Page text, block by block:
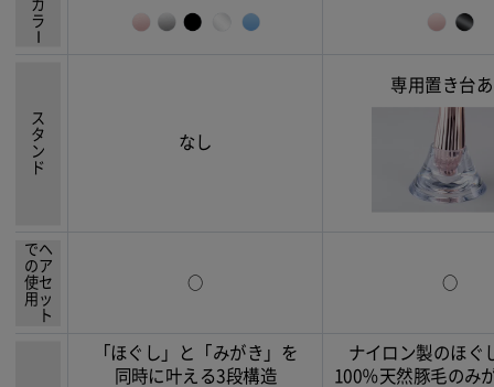
カラ
スタンド なし
専用置き台
ヘアセット
での使用 ○ ○
「ほぐし」と「みがき」を
同時に叶える3段構造
ナイロン製のほぐ
100％天然豚毛のみ